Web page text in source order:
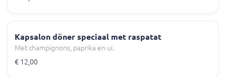
Kapsalon döner speciaal met raspatat
Met champignons, paprika en ui.
€ 12,00